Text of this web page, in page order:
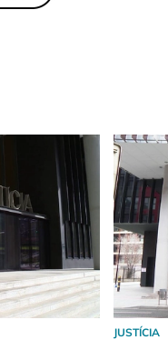
JUSTÍCIA